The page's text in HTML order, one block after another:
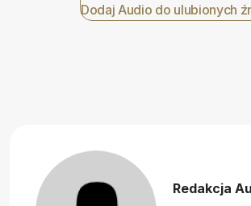
Dodaj Audio do ulubionych
Redakcja